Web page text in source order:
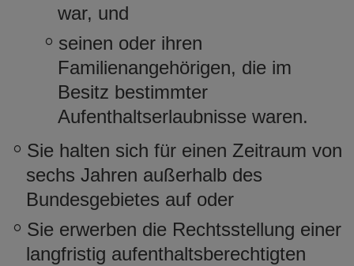
war, und
seinen oder ihren
Familienangehörigen, die im
Besitz bestimmter
Aufenthaltserlaubnisse waren.
Sie halten sich für einen Zeitraum von
sechs Jahren außerhalb des
Bundesgebietes auf oder
Sie erwerben die Rechtsstellung einer
langfristig aufenthaltsberechtigten